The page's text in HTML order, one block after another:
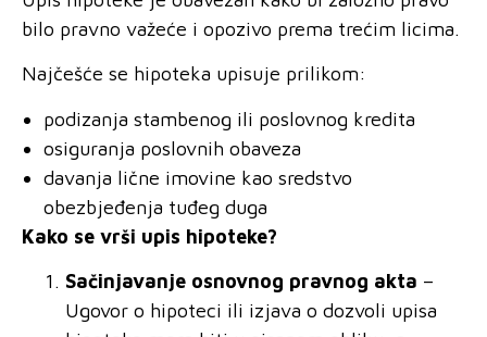
bilo pravno važeće i opozivo prema trećim licima.
Najčešće se hipoteka upisuje prilikom:
podizanja stambenog ili poslovnog kredita
osiguranja poslovnih obaveza
davanja lične imovine kao sredstvo
obezbjeđenja tuđeg duga
Kako se vrši upis hipoteke?
Sačinjavanje osnovnog pravnog akta –
Ugovor o hipoteci ili izjava o dozvoli upisa